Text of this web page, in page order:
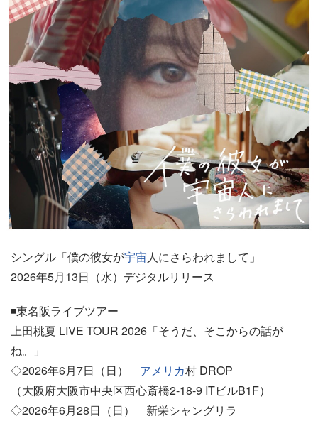
シングル「僕の彼女が宇宙人にさらわれまして」
2026年5月13日（水）デジタルリリース
◾️東名阪ライブツアー
上田桃夏 LIVE TOUR 2026「そうだ、そこからの話が
ね。」
◇2026年6月7日（日） アメリカ村 DROP
（大阪府大阪市中央区西心斎橋2-18-9 ITビルB1F）
◇2026年6月28日（日） 新栄シャングリラ